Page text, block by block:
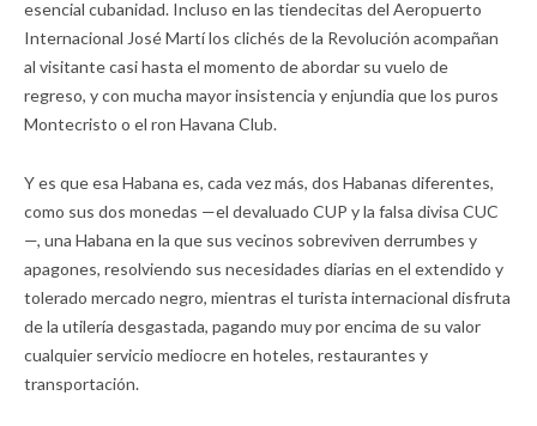
esencial cubanidad. Incluso en las tiendecitas del Aeropuerto
Internacional José Martí los clichés de la Revolución acompañan
al visitante casi hasta el momento de abordar su vuelo de
regreso, y con mucha mayor insistencia y enjundia que los puros
Montecristo o el ron Havana Club.
Y es que esa Habana es, cada vez más, dos Habanas diferentes,
como sus dos monedas —el devaluado CUP y la falsa divisa CUC
—, una Habana en la que sus vecinos sobreviven derrumbes y
apagones, resolviendo sus necesidades diarias en el extendido y
tolerado mercado negro, mientras el turista internacional disfruta
de la utilería desgastada, pagando muy por encima de su valor
cualquier servicio mediocre en hoteles, restaurantes y
transportación.